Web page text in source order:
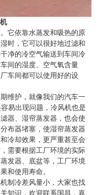
它依靠水蒸发和吸热的原
时，它可以很好地过滤和
净的冷空气输送到车间冷
间的湿度、空气氧含量
车间都可以使用好的设
维护，就像我们的汽车一
易出现问题，冷风机也是
器、湿帘蒸发器，也会使
布器堵塞，使湿帘蒸发器
冷却效果，更严重甚至会
需要根据工厂环境的实际
发器、底盆等，工厂环境
和使用寿命。
制冷差风量小，大家也找
知识，欢迎联系国昌，嘉